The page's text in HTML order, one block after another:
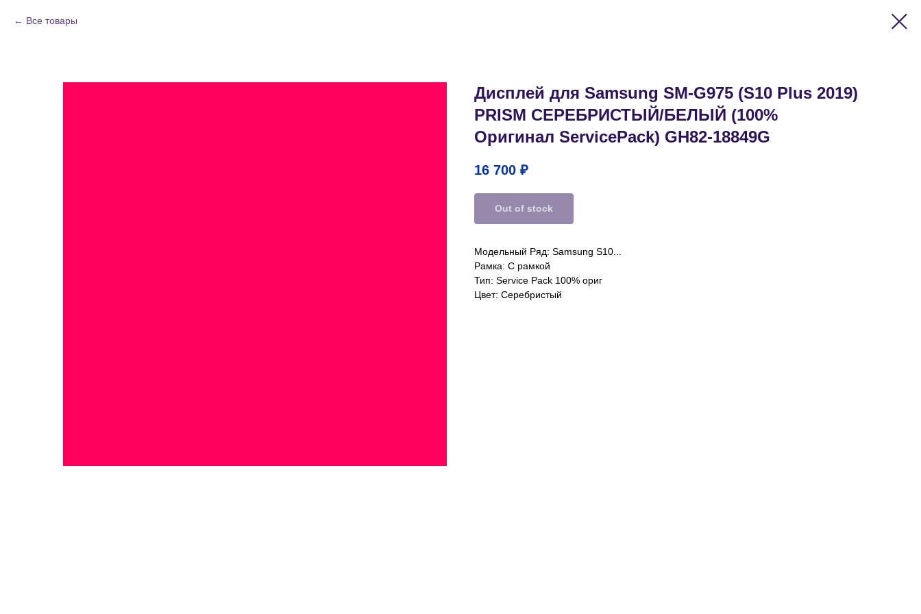
Все товары
Дисплей для Samsung SM-G975 (S10 Plus 2019)
PRISM СЕРЕБРИСТЫЙ/БЕЛЫЙ (100%
Оригинал ServicePack) GH82-18849G
16 700 ₽
Out of stock
Модельный Ряд: Samsung S10...
Рамка: С рамкой
Тип: Service Pack 100% ориг
Цвет: Серебристый